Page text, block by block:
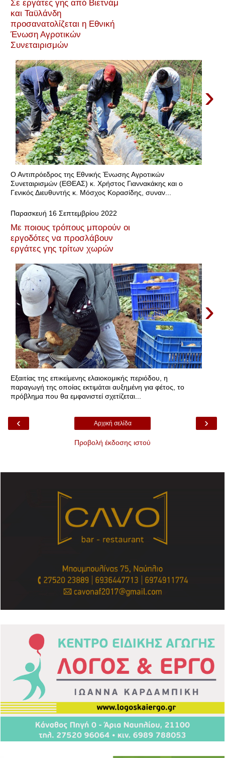
Σε εργάτες γης από Βιετνάμ
και Ταϋλάνδη
προσανατολίζεται η Εθνική
Ένωση Αγροτικών
Συνεταιρισμών
›
Ο Αντιπρόεδρος της Εθνικής Ένωσης Αγροτικών
Συνεταιρισμών (ΕΘΕΑΣ) κ. Χρήστος Γιαννακάκης και ο
Γενικός Διευθυντής κ. Μόσχος Κορασίδης, συναν...
Παρασκευή 16 Σεπτεμβρίου 2022
Με ποιους τρόπους μπορούν οι
εργοδότες να προσλάβουν
εργάτες γης τρίτων χωρών
›
Εξαιτίας της επικείμενης ελαιοκομικής περιόδου, η
παραγωγή της οποίας εκτιμάται αυξημένη για φέτος, το
πρόβλημα που θα εμφανιστεί σχετίζεται...
‹ ›
Αρχική σελίδα
Προβολή έκδοσης ιστού